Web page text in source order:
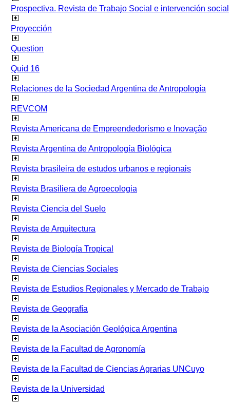
Prospectiva. Revista de Trabajo Social e intervención social
Proyección
Question
Quid 16
Relaciones de la Sociedad Argentina de Antropología
REVCOM
Revista Americana de Empreendedorismo e Inovação
Revista Argentina de Antropología Biológica
Revista brasileira de estudos urbanos e regionais
Revista Brasiliera de Agroecologia
Revista Ciencia del Suelo
Revista de Arquitectura
Revista de Biología Tropical
Revista de Ciencias Sociales
Revista de Estudios Regionales y Mercado de Trabajo
Revista de Geografía
Revista de la Asociación Geológica Argentina
Revista de la Facultad de Agronomía
Revista de la Facultad de Ciencias Agrarias UNCuyo
Revista de la Universidad